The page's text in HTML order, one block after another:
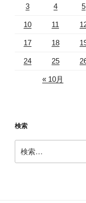
3 4 5
10 11
17 18
24 25
« 10月
検索
索: